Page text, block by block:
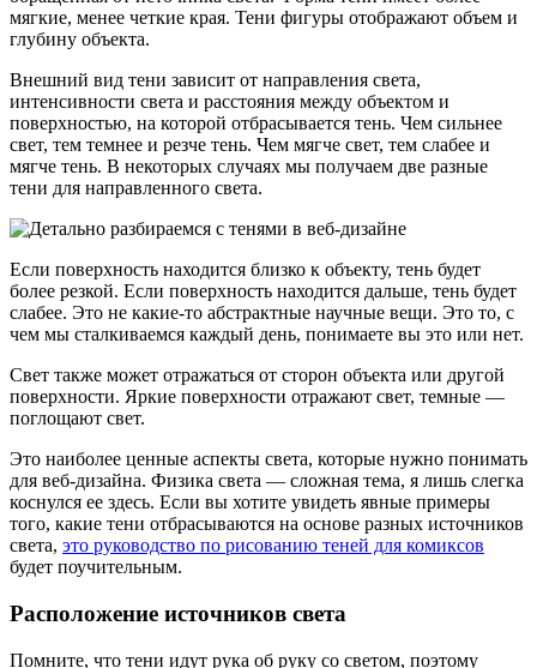
мягкие, менее четкие края. Тени фигуры отображают объем и
глубину объекта.
Внешний вид тени зависит от направления света,
интенсивности света и расстояния между объектом и
поверхностью, на которой отбрасывается тень. Чем сильнее
свет, тем темнее и резче тень. Чем мягче свет, тем слабее и
мягче тень. В некоторых случаях мы получаем две разные
тени для направленного света.
Если поверхность находится близко к объекту, тень будет
более резкой. Если поверхность находится дальше, тень будет
слабее. Это не какие-то абстрактные научные вещи. Это то, с
чем мы сталкиваемся каждый день, понимаете вы это или нет.
Свет также может отражаться от сторон объекта или другой
поверхности. Яркие поверхности отражают свет, темные —
поглощают свет.
Это наиболее ценные аспекты света, которые нужно понимать
для веб-дизайна. Физика света — сложная тема, я лишь слегка
коснулся ее здесь. Если вы хотите увидеть явные примеры
того, какие тени отбрасываются на основе разных источников
света, это руководство по рисованию теней для комиксов
будет поучительным.
Расположение источников света
Помните, что тени идут рука об руку со светом, поэтому